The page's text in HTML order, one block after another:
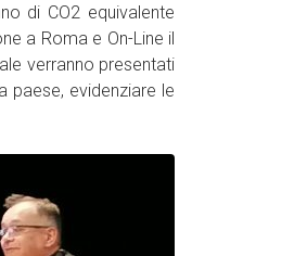
di CO2 equivalente
a Roma e On-Line il
verranno presentati
paese, evidenziare le